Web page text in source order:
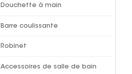
Douchette à main
Barre coulissante
Robinet
Accessoires de salle de bain